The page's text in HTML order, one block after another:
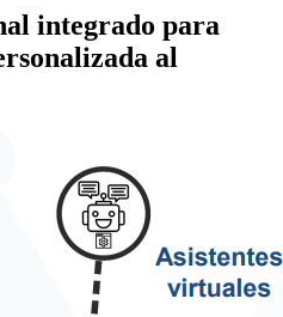
integrado para
al